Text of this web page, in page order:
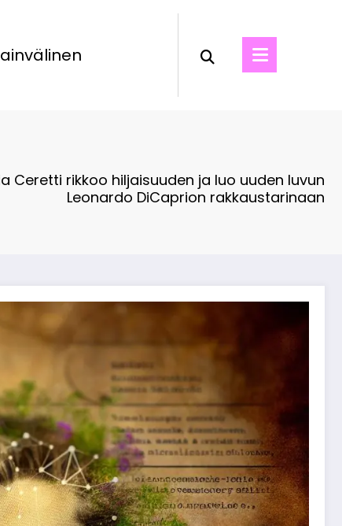
Ceretti rikkoo hiljaisuuden ja luo uuden luvun
Leonardo DiCaprion rakkaustarinaan